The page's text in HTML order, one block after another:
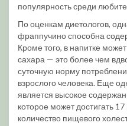
популярность среди
По оценкам диетологов,
фраппучино способна
Кроме того, в напитке
сахара — это более чем
суточную норму
взрослого человека. Еще
является высокое
которое может достигать
количество пищевого